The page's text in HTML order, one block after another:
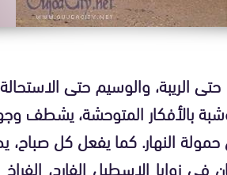
الريبة، والوسيم حتى
بالأفكار المتوحشة، يشطف
النهار. كما يفعل كل
في زوايا الإسطبل الفارد،